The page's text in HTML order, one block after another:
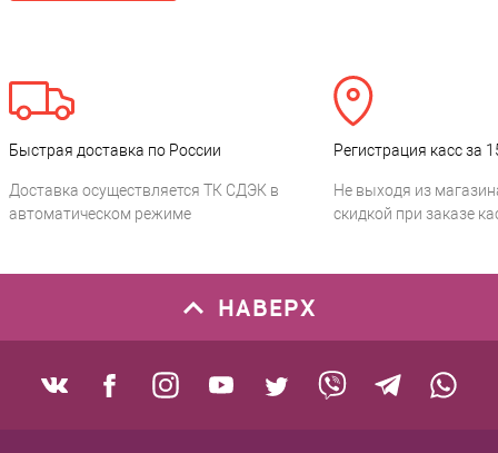
Быстрая доставка по России
Доставка осуществляется ТК СДЭК в
автоматическом режиме
Регистрация касс за
Не выходя из
скидкой при заказе
НАВЕРХ